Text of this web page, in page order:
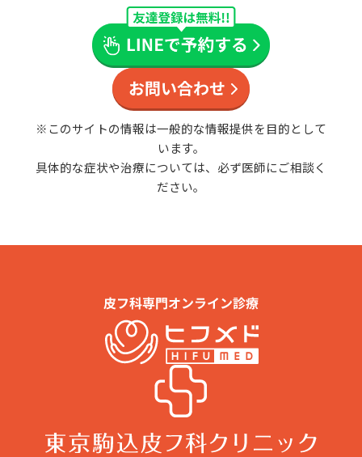
※このサイトの情報は一般的な情報提供を目的として
います。
具体的な症状や治療については、必ず医師にご相談く
ださい。